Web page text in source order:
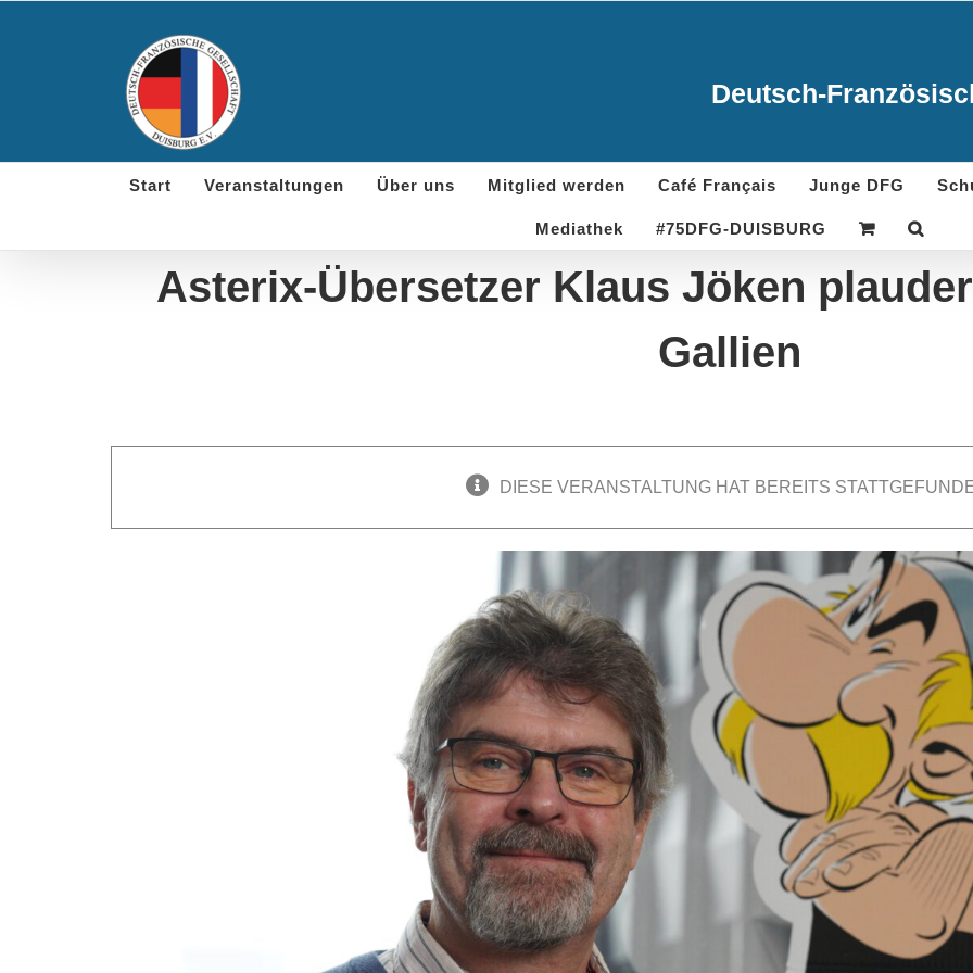
Deutsch-
Start Veranstaltungen Über uns Mitglied werden Café Français Junge DFG
Mediathek #75DFG-DUISBURG
Asterix-Übersetzer Klaus Jöken
Gallien
DIESE VERANSTALTUNG HAT BEREITS